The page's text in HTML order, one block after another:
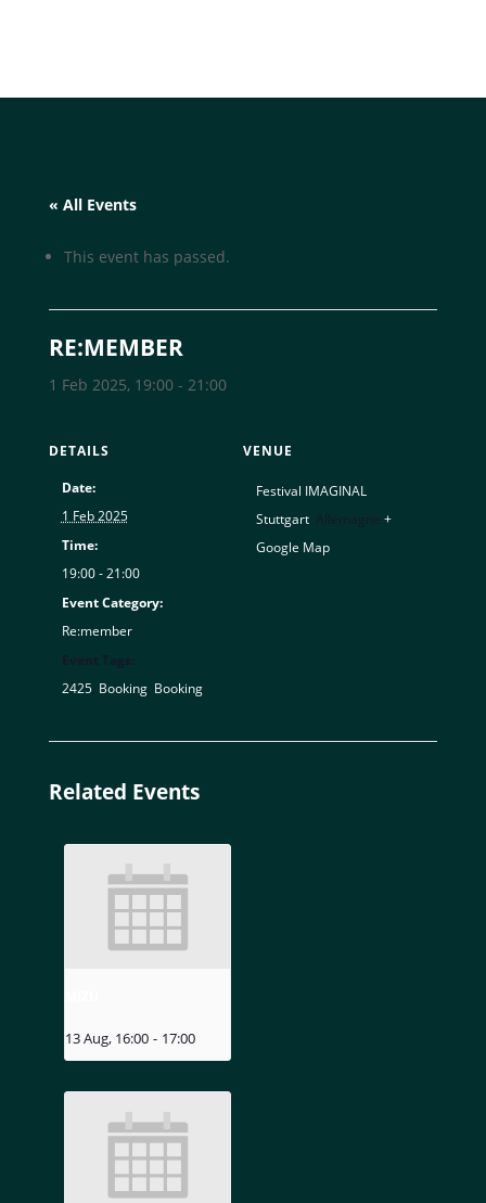
« All Events
This event has passed.
RE:MEMBER
1 Feb 2025, 19:00- 21:00
DETAILS
Date:
1 Feb 2025
Time:
19:00 - 21:00
Event Category:
Re:member
2425, Booking, Booking
VENUE
Festival IMAGINAL
Stuttgart
+
Google Map
Related Events
13 Aug, 16:00 - 17:00